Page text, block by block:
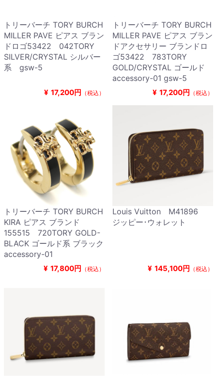
トリーバーチ TORY BURCH
MILLER PAVE ピアス ブラン
ドロゴ53422 042TORY
SILVER/CRYSTAL シルバー
系 gsw-5
¥ 17,200円 （税込）
トリーバーチ TORY BURCH
MILLER PAVE ピアス ブラン
ドアクセサリー ブランドロ
ゴ53422 783TORY
GOLD/CRYSTAL ゴールド
accessory-01 gsw-5
¥ 17,200円 （税込）
トリーバーチ TORY BURCH
KIRA ピアス ブランド
155515 720TORY GOLD-
BLACK ゴールド系 ブラック
accessory-01
¥ 17,800円 （税込）
Louis Vuitton M41896
ジッピー･ウォレット
¥ 145,100円 （税込）